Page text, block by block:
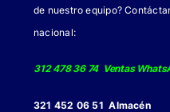
de nuestro equipo?
nacional:
312 478 36 74 Ventas
321 452 06 51 Almacén